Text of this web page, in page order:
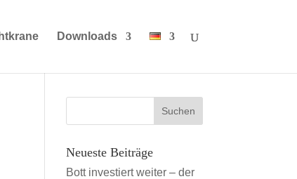
Downloads
Neueste Beiträge
Bott investiert weiter – der